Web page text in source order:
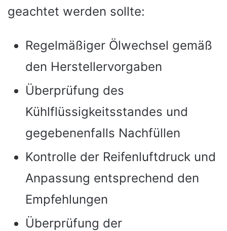
geachtet werden sollte:
Regelmäßiger Ölwechsel gemäß
den Herstellervorgaben
Überprüfung des
Kühlflüssigkeitsstandes und
gegebenenfalls Nachfüllen
Kontrolle der Reifenluftdruck und
Anpassung entsprechend den
Empfehlungen
Überprüfung der